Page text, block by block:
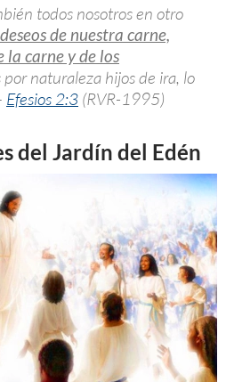
todos nosotros en otro
de nuestra carne,
carne y de los
por naturaleza hijos de ira, lo
Efesios 2:3 (RVR-1995)
del Jardín del Edén